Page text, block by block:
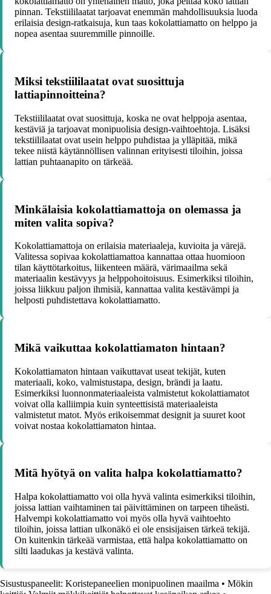
pinnan. Tekstiililaatat tarjoavat enemmän mahdollisuuksia luoda
erilaisia design-ratkaisuja, kun taas kokolattiamatto on helppo ja
nopea asentaa suuremmille pinnoille.
Miksi tekstiililaatat ovat suosittuja
lattiapinnoitteina?
Tekstiililaatat ovat suosittuja, koska ne ovat helppoja asentaa,
kestäviä ja tarjoavat monipuolisia design-vaihtoehtoja. Lisäksi
tekstiililaatat ovat usein helppo puhdistaa ja ylläpitää, mikä
tekee niistä käytännöllisen valinnan erityisesti tiloihin, joissa
lattian puhtaanapito on tärkeää.
Minkälaisia kokolattiamattoja on olemassa ja
miten valita sopiva?
Kokolattiamattoja on erilaisia materiaaleja, kuvioita ja värejä.
Valitessa sopivaa kokolattiamattoa kannattaa ottaa huomioon
tilan käyttötarkoitus, liikenteen määrä, värimaailma sekä
materiaalin kestävyys ja helppohoitoisuus. Esimerkiksi tiloihin,
joissa liikkuu paljon ihmisiä, kannattaa valita kestävämpi ja
helposti puhdistettava kokolattiamatto.
Mikä vaikuttaa kokolattiamaton hintaan?
Kokolattiamaton hintaan vaikuttavat useat tekijät, kuten
materiaali, koko, valmistustapa, design, brändi ja laatu.
Esimerkiksi luonnonmateriaaleista valmistetut kokolattiamatot
voivat olla kalliimpia kuin synteettisistä materiaaleista
valmistetut matot. Myös erikoisemmat designit ja suuret koot
voivat nostaa kokolattiamaton hintaa.
Mitä hyötyä on valita halpa kokolattiamatto?
Halpa kokolattiamatto voi olla hyvä valinta esimerkiksi tiloihin,
joissa lattian vaihtaminen tai päivittäminen on tarpeen tiheästi.
Halvempi kokolattiamatto voi myös olla hyvä vaihtoehto
tiloihin, joissa lattian ulkonäkö ei ole ensisijaisen tärkeä tekijä.
On kuitenkin tärkeää varmistaa, että halpa kokolattiamatto on
silti laadukas ja kestävä valinta.
Sisustuspaneelit: Koristepaneelien monipuolinen maailma • Mökin